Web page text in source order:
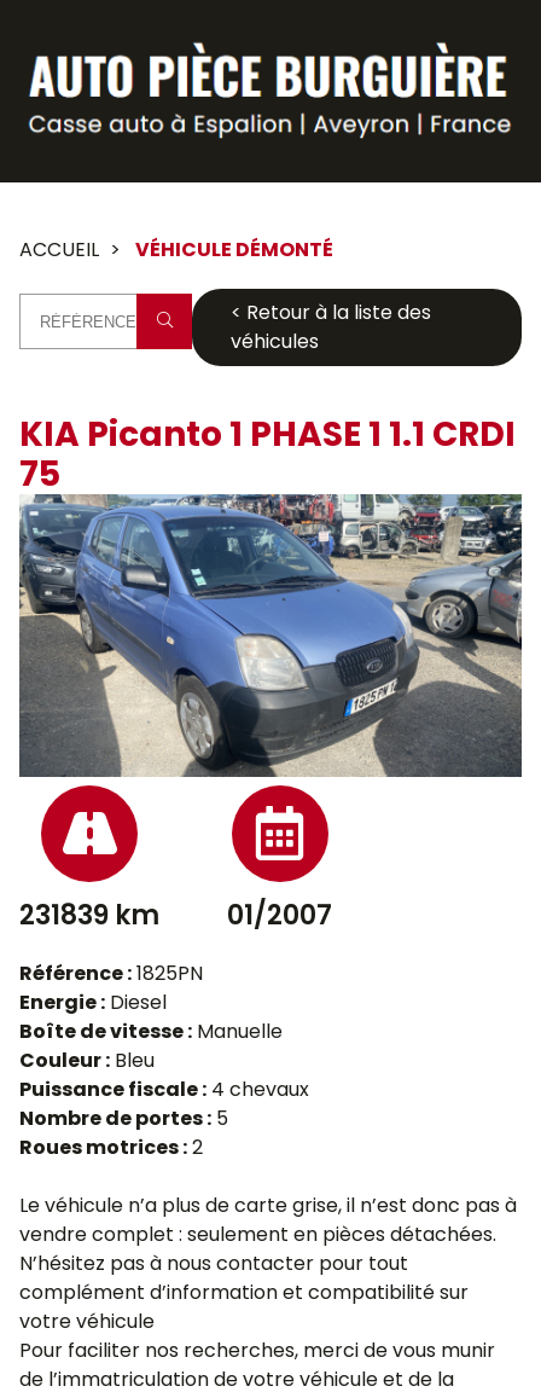
ACCUEIL VÉHICULE DÉMONTÉ
< Retour à la liste des
véhicules
KIA Picanto 1 PHASE 1 1.1 CRDI
75
231839 km 01/2007
Référence :1825PN
Energie : Diesel
Boîte de vitesse : Manuelle
Couleur : Bleu
Puissance fiscale : 4 chevaux
Nombre de portes : 5
Roues motrices :2
Le véhicule n’a plus de carte grise, il n’est donc pas à
vendre complet : seulement en pièces détachées.
N’hésitez pas à nous contacter pour tout
complément d’information et compatibilité sur
votre véhicule
Pour faciliter nos recherches, merci de vous munir
de l’immatriculation de votre véhicule et de la